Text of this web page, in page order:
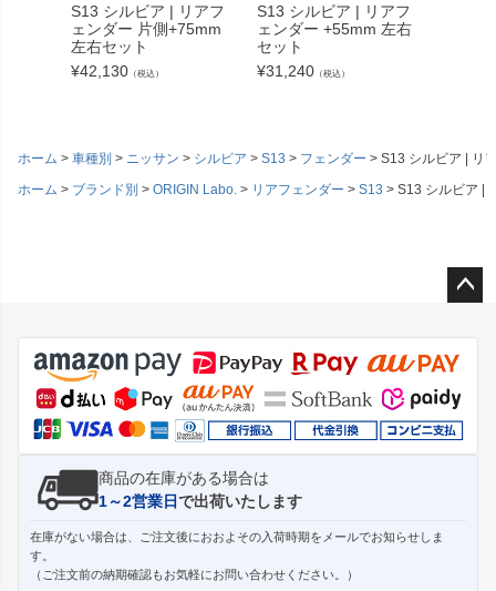
S13 シルビア | リアフ
ェンダー 片側+75mm
左右セット
¥42,130 （税込）
S13 シルビア | リアフ
ェンダー +55mm 左右
セット
¥31,240 （税込）
ホーム 車種別 ニッサン シルビア S13 フェンダー
S13 シルビア | リ
ホーム
ブランド別 ORIGIN Labo. リアフェンダー S13 S13 シルビア |
ジト
ップ
へ
商品の在庫がある場合は
1～2営業日で出荷いたします
在庫がない場合は、ご注文後におおよその入荷時期をメールでお知らせしま
す。
（ご注文前の納期確認もお気軽にお問い合わせください。）